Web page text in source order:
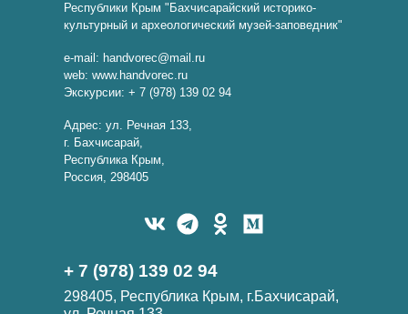
Республики Крым "Бахчисарайский историко-
культурный и археологический музей-заповедник"
e-mail: handvorec@mail.ru
web: www.handvorec.ru
Экскурсии: + 7 (978) 139 02 94
Адрес: ул. Речная 133,
г. Бахчисарай,
Республика Крым,
Россия, 298405
+ 7 (978) 139 02 94
298405, Республика Крым, г.Бахчисарай,